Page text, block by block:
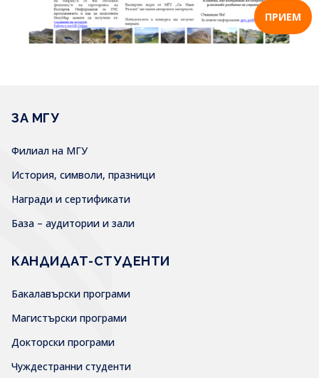
ПРИЕМ
ЗА МГУ
Филиал на МГУ
История, символи, празници
Награди и сертификати
База – аудитории и зали
КАНДИДАТ-СТУДЕНТИ
Бакалавърски програми
Магистърски програми
Докторски програми
Чуждестранни студенти